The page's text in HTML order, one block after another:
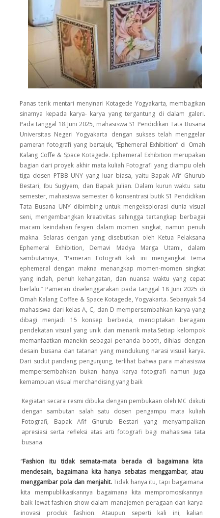
Panas terik mentari menyinari Kotagede Yogyakarta, membagikan
sinarnya kepada karya- karya yang tergantung di dalam galeri.
Pada tanggal 18 Juni 2025, mahasiswa S1 Pendidikan Tata Busana
Universitas Negeri Yogyakarta dengan sukses telah menggelar
pameran fotografi yang bertajuk, “Ephemeral Exhibition” di Omah
Kalang Coffe & Space Kotagede. Ephemeral Exhibition merupakan
bagian dari proyek akhir mata kuliah Fotografi yang diampu oleh
tiga dosen PTBB UNY yang luar biasa, yaitu Bapak Afif Ghurub
Bestari, Ibu Sugiyem, dan Bapak Julian. Dalam kurun waktu satu
semester, mahasiswa semester 6 konsentrasi butik S1 Pendidikan
Tata Busana UNY dibimbing untuk mengeksplorasi dunia visual
seni, mengembangkan kreativitas sehingga tertangkap berbagai
macam keindahan fesyen dalam momen singkat, namun penuh
makna. Selaras dengan yang disebutkan oleh Ketua Pelaksana
Ephemeral Exhibition, Demavi Madya Marga Utami, dalam
sambutannya, “Pameran Fotografi kali ini mengangkat tema
ephemeral dengan makna menangkap momen-momen singkat
yang indah, penuh kehangatan, dan nuansa waktu yang cepat
berlalu.” Pameran diselenggarakan pada tanggal 18 Juni 2025 di
Omah Kalang Coffee & Space Kotagede, Yogyakarta. Sebanyak 54
mahasiswa dari kelas A, C, dan D mempersembahkan karya yang
dibagi menjadi 15 konsep berbeda, menciptakan beragam
pendekatan visual yang unik dan menarik mata.Setiap kelompok
memanfaatkan manekin sebagai penanda booth, dihiasi dengan
desain busana dan tatanan yang mendukung narasi visual karya.
Dari sudut pandang pengunjung, terlihat bahwa para mahasiswa
mempersembahkan bukan hanya karya fotografi namun juga
kemampuan visual merchandising yang baik
Kegiatan secara resmi dibuka dengan pembukaan oleh MC diikuti
dengan sambutan salah satu dosen pengampu mata kuliah
Fotografi, Bapak Afif Ghurub Bestari yang menyampaikan
apresiasi serta refleksi atas arti fotografi bagi mahasiswa tata
busana.
“Fashion itu tidak semata-mata berada di bagaimana kita
mendesain, bagaimana kita hanya sebatas menggambar, atau
menggambar pola dan menjahit.Tidak hanya itu, tapi bagaimana
kita mempublikasikannya bagaimana kita mempromosikannya
baik lewat fashion show dalam manajemen peragaan dan karya
inovasi produk fashion. Ataupun seperti kali ini, kalian